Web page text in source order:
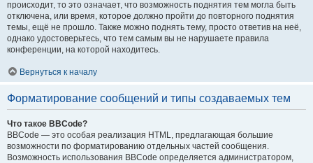
происходит, то это означает, что возможность поднятия тем могла быть
отключена, или время, которое должно пройти до повторного поднятия
темы, ещё не прошло. Также можно поднять тему, просто ответив на неё,
однако удостоверьтесь, что тем самым вы не нарушаете правила
конференции, на которой находитесь.
Вернуться к началу
Форматирование сообщений и типы создаваемых тем
Что такое BBCode?
BBCode — это особая реализация HTML, предлагающая большие
возможности по форматированию отдельных частей сообщения.
Возможность использования BBCode определяется администратором,